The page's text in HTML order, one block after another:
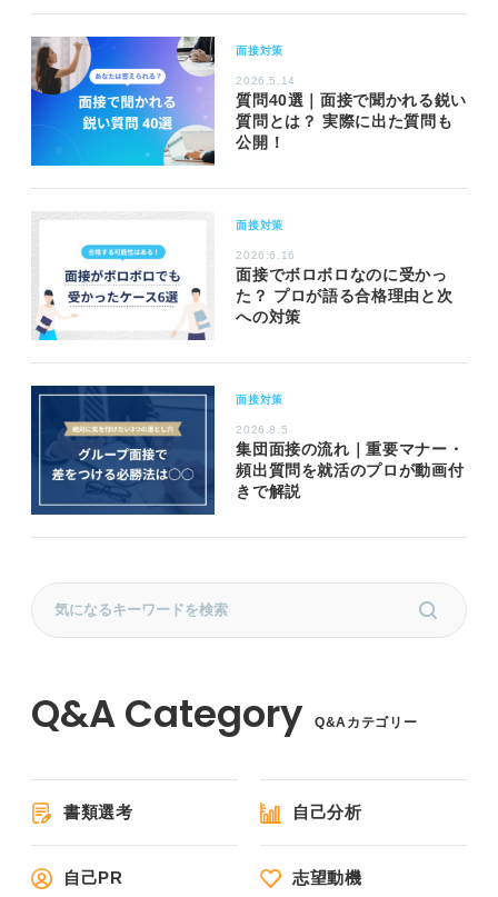
面接対策
2026.5.14
質問40選｜面接で聞かれる鋭い
質問とは？ 実際に出た質問も
公開！
面接対策
2026.6.16
面接でボロボロなのに受かっ
た？ プロが語る合格理由と次
への対策
面接対策
2026.8.5
集団面接の流れ｜重要マナー・
頻出質問を就活のプロが動画付
きで解説
Q&Aカテゴリー
書類選考 自己分析
自己PR 志望動機